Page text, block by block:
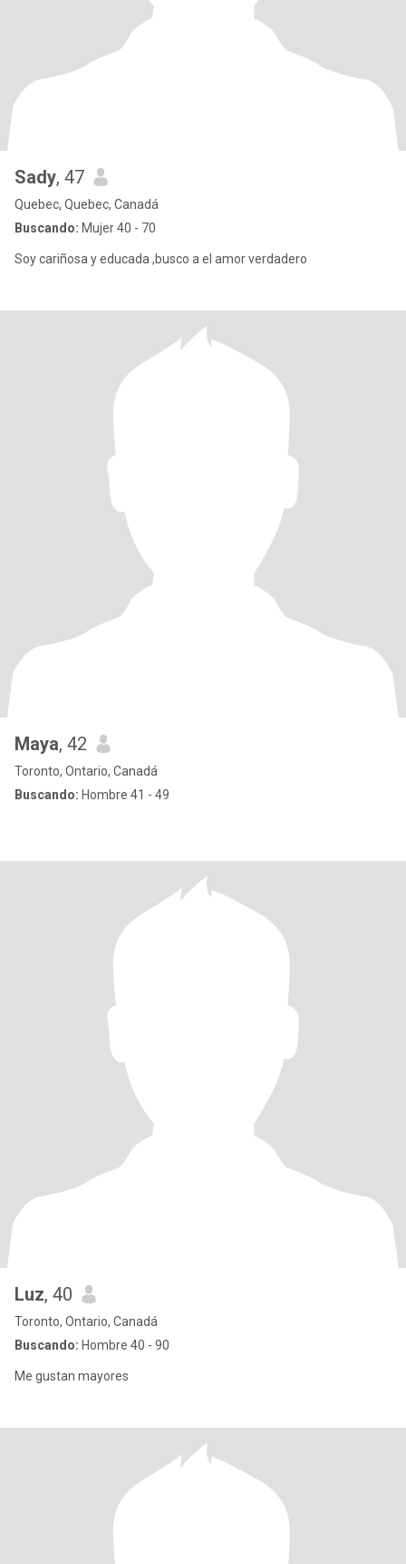
Sady, 47
Quebec, Quebec, Canadá
Buscando: Mujer 40 - 70
Soy cariñosa y educada ,busco a el amor verdadero
Maya, 42
Toronto, Ontario, Canadá
Buscando: Hombre 41 - 49
Luz, 40
Toronto, Ontario, Canadá
Buscando: Hombre 40 - 90
Me gustan mayores